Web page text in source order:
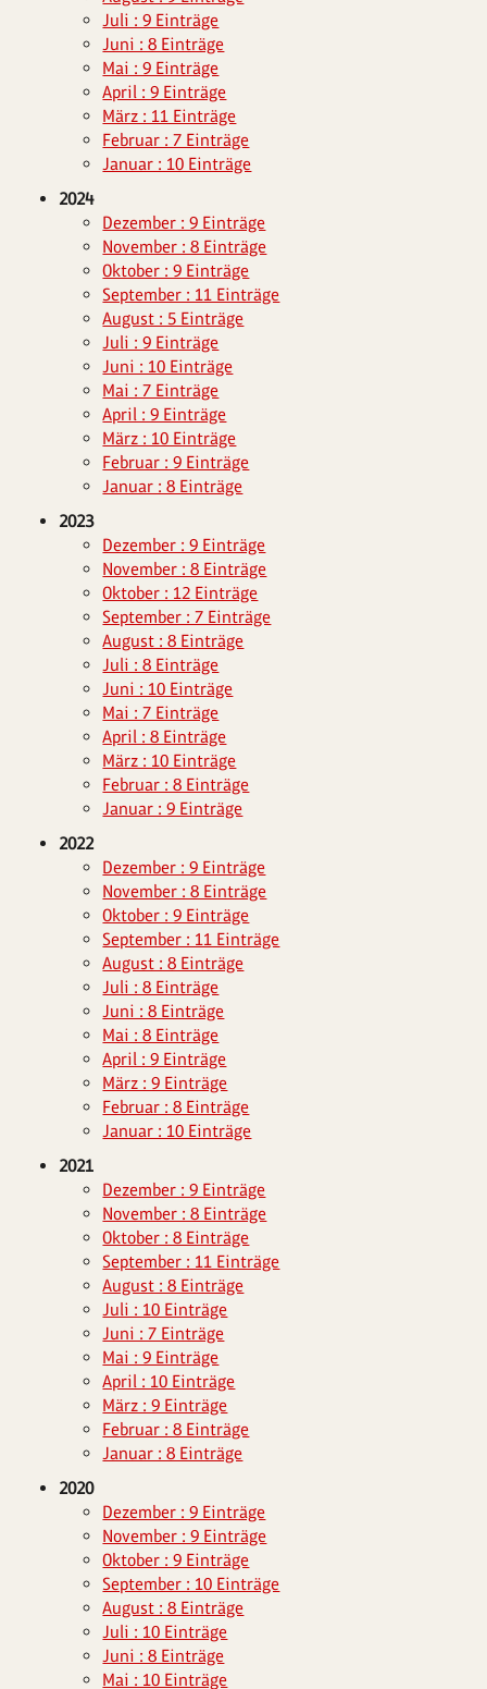
Juli : 9 Einträge
Juni : 8 Einträge
Mai : 9 Einträge
April : 9 Einträge
März : 11 Einträge
Februar : 7 Einträge
Januar : 10 Einträge
2024
Dezember : 9 Einträge
November : 8 Einträge
Oktober : 9 Einträge
September : 11 Einträge
August : 5 Einträge
Juli : 9 Einträge
Juni : 10 Einträge
Mai : 7 Einträge
April : 9 Einträge
März : 10 Einträge
Februar : 9 Einträge
Januar : 8 Einträge
2023
Dezember : 9 Einträge
November : 8 Einträge
Oktober : 12 Einträge
September : 7 Einträge
August : 8 Einträge
Juli : 8 Einträge
Juni : 10 Einträge
Mai : 7 Einträge
April : 8 Einträge
März : 10 Einträge
Februar : 8 Einträge
Januar : 9 Einträge
2022
Dezember : 9 Einträge
November : 8 Einträge
Oktober : 9 Einträge
September : 11 Einträge
August : 8 Einträge
Juli : 8 Einträge
Juni : 8 Einträge
Mai : 8 Einträge
April : 9 Einträge
März : 9 Einträge
Februar : 8 Einträge
Januar : 10 Einträge
2021
Dezember : 9 Einträge
November : 8 Einträge
Oktober : 8 Einträge
September : 11 Einträge
August : 8 Einträge
Juli : 10 Einträge
Juni : 7 Einträge
Mai : 9 Einträge
April : 10 Einträge
März : 9 Einträge
Februar : 8 Einträge
Januar : 8 Einträge
2020
Dezember : 9 Einträge
November : 9 Einträge
Oktober : 9 Einträge
September : 10 Einträge
August : 8 Einträge
Juli : 10 Einträge
Juni : 8 Einträge
Mai : 10 Einträge